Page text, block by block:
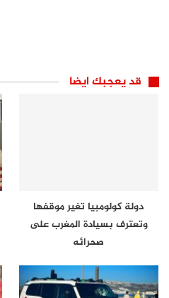
قد يعجبك ايضا
دولة كولومبيا تغير موقفها
وتعترف بسيادة المغرب على
صحرائه